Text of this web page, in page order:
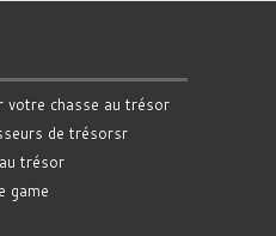
chasse au trésor
de trésorsr
trésor
game